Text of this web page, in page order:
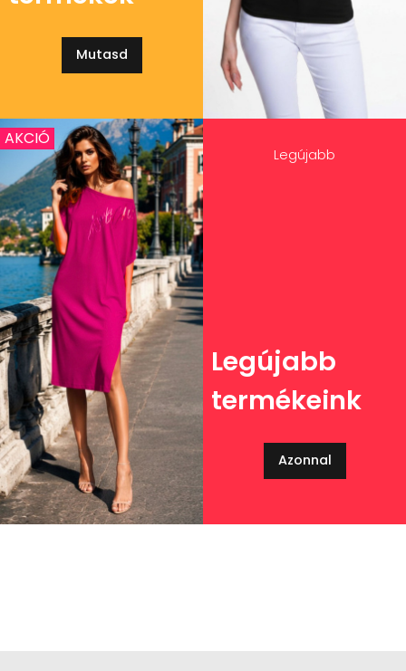
Mutasd
Legújabb
Legújabb
termékeink
Azonnal
AKCIÓ